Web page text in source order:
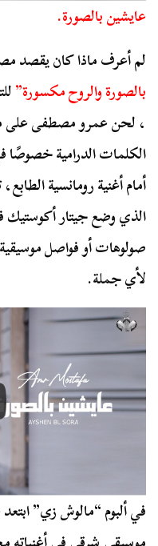
عايشين بالصورة.
لم أعرف ماذا كان يقصد
بالصورة والروح مكسورة”
،لحن عمرو مصطفى على
الكلمات الدرامية خصوصًا
أمام أغنية رومانسية
الذي وضع جيتار أكوستيك
صولوهات أو فواصل
لأي جملة.
في ألبوم “مالوش زي”